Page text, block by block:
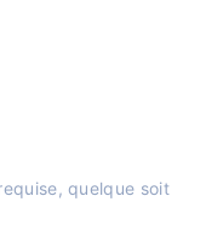
quelque soit